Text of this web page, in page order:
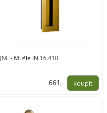
JNF - Mušle IN.16.410
661 ,-